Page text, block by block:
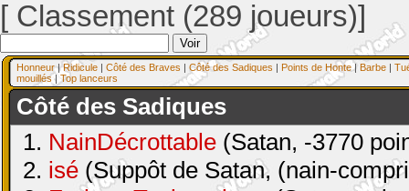
[ Classement (289 joueurs)]
Honneur|Ridicule | Côté des Braves | Côté des Sadiques | Points de Honte| Barbe |
mouillés| Top lanceurs
Côté des Sadiques
1. NainDécrottable (Satan, -3770
2. isé (Suppôt de Satan, (nain-